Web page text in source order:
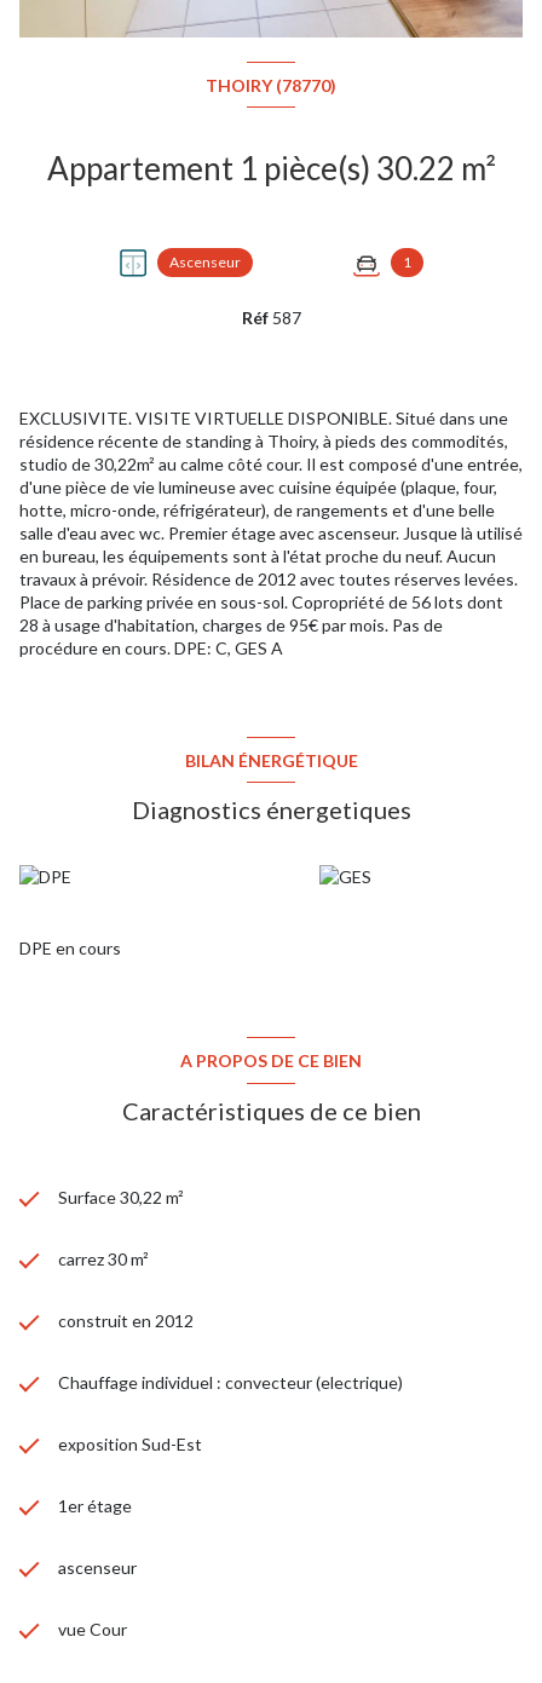
THOIRY (78770)
Appartement 1 pièce(s) 30.22 m²
Ascenseur 1
Réf 587
EXCLUSIVITE. VISITE VIRTUELLE DISPONIBLE. Situé dans une
résidence récente de standing à Thoiry, à pieds des commodités,
studio de 30,22m² au calme côté cour. Il est composé d'une entrée,
d'une pièce de vie lumineuse avec cuisine équipée (plaque, four,
hotte, micro-onde, réfrigérateur), de rangements et d'une belle
salle d'eau avec wc. Premier étage avec ascenseur. Jusque là utilisé
en bureau, les équipements sont à l'état proche du neuf. Aucun
travaux à prévoir. Résidence de 2012 avec toutes réserves levées.
Place de parking privée en sous-sol. Copropriété de 56 lots dont
28 à usage d'habitation, charges de 95€ par mois. Pas de
procédure en cours. DPE: C, GES A
BILAN ÉNERGÉTIQUE
Diagnostics énergetiques
DPE en cours
A PROPOS DE CE BIEN
Caractéristiques de ce bien
Surface 30,22 m²
carrez 30 m²
construit en 2012
Chauffage individuel : convecteur (electrique)
exposition Sud-Est
1er étage
ascenseur
vue Cour